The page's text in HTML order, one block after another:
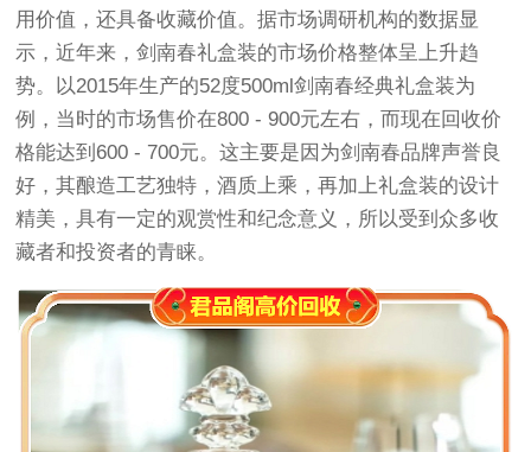
用价值，还具备收藏价值。据市场调研机构的数据显
示，近年来，剑南春礼盒装的市场价格整体呈上升趋
势。以2015年生产的52度500ml剑南春经典礼盒装为
例，当时的市场售价在800 - 900元左右，而现在回收价
格能达到600 - 700元。这主要是因为剑南春品牌声誉良
好，其酿造工艺独特，酒质上乘，再加上礼盒装的设计
精美，具有一定的观赏性和纪念意义，所以受到众多收
藏者和投资者的青睐。